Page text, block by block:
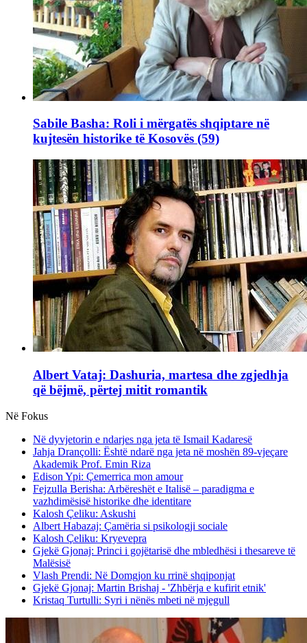
Sabile Basha: Roli i mërgatës shqiptare në
kujtesën historike të Kosovës (59)
Albert Vataj: Dashuria, martesa dhe zgjedhja
që bëjmë, përtej mitit romantik
Në Fokus
Në dyvjetorin e ndarjes nga jeta të Ismail Kadaresë
Jahja Drançolli: Është ndarë nga jeta në moshën 89-vjeçare
Akademik Prof. Emin Riza
Edison Ypi: Çemerrica mon amour
Fejzulla Berisha: Arbëreshët e Italisë – paradigma e
vazhdimësisë historike dhe identitare
Kalosh Çeliku: Askushi
Albert Habazaj: Çamëria si psikologji sociale
Kalosh Çeliku: Kryevepra
Gjekë Gjonaj: Princi i gojëtarisë dhe mbledhësi i thesareve të
Malësisë
Vlash Prendi: Në Domgjon ku rrinë shqiponjat
Gjekë Gjonaj: Martin Brishaj - 'Zhbërja e kufirit etnik'
Kristaq Turtulli: Syri i nënës mbeti në mjegull